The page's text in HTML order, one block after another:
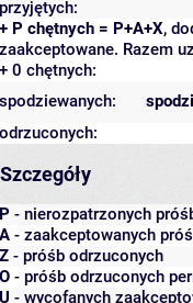
przyjętych:
+ P chętnych = P+A+X,
zaakceptowane. Razem
+ 0 chętnych:
spodziewanych:
odrzuconych:
Szczegóły
P - nierozpatrzonych
A - zaakceptowanych
Z - próśb odrzuconych
O - próśb odrzuconych
U - wycofanych